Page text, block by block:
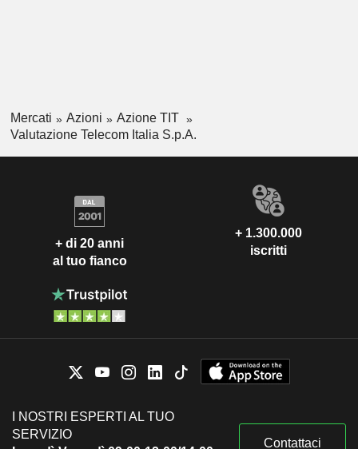
Mercati Azioni
Azione TIT
Valutazione Telecom Italia S.p.A.
+ di 20 anni
al tuo fianco
+ 1.300.000
iscritti
I NOSTRI ESPERTI AL TUO
SERVIZIO
Contattaci